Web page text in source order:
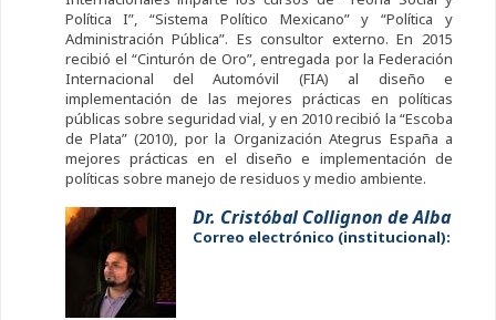
Política I”, “Sistema Político Mexicano” y “Política y
Administración Pública”. Es consultor externo. En 2015
recibió el “Cinturón de Oro”, entregada por la Federación
Internacional del Automóvil (FIA) al diseño e
implementación de las mejores prácticas en políticas
públicas sobre seguridad vial, y en 2010 recibió la “Escoba
de Plata” (2010), por la Organización Ategrus España a
mejores prácticas en el diseño e implementación de
políticas sobre manejo de residuos y medio ambiente.
Dr. Cristóbal Collignon de Alba
Correo electrónico (institucional):